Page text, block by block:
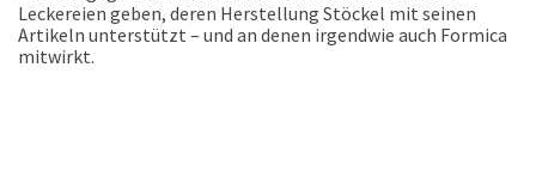
Leckereien geben, deren Herstellung Stöckel mit seinen
Artikeln unterstützt – und an denen irgendwie auch Formica
mitwirkt.